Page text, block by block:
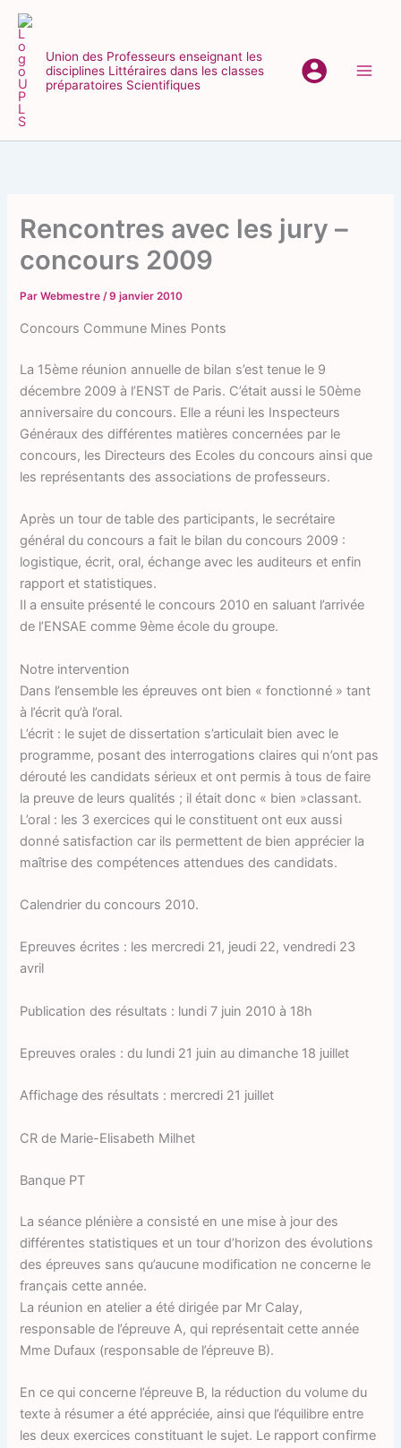
Aller
contenuUnion des Professeurs enseignant les
disciplines Littéraires dans les classes
préparatoires Scientifiques
Rencontres avec les jury –
concours 2009
ParWebmestre/9 janvier 2010
Concours Commune Mines Ponts
La 15ème réunion annuelle de bilan s’est tenue le 9
décembre 2009 à l’ENST de Paris. C’était aussi le 50ème
anniversaire du concours. Elle a réuni les Inspecteurs
Généraux des différentes matières concernées par le
concours, les Directeurs des Ecoles du concours ainsi que
les représentants des associations de professeurs.
Après un tour de table des participants, le secrétaire
général du concours a fait le bilan du concours 2009 :
logistique, écrit, oral, échange avec les auditeurs et enfin
rapport et statistiques.
Il a ensuite présenté le concours 2010 en saluant l’arrivée
de l’ENSAE comme 9ème école du groupe.
Notre intervention
Dans l’ensemble les épreuves ont bien « fonctionné » tant
à l’écrit qu’à l’oral.
L’écrit : le sujet de dissertation s’articulait bien avec le
programme, posant des interrogations claires qui n’ont pas
dérouté les candidats sérieux et ont permis à tous de faire
la preuve de leurs qualités ; il était donc « bien »classant.
L’oral : les 3 exercices qui le constituent ont eux aussi
donné satisfaction car ils permettent de bien apprécier la
maîtrise des compétences attendues des candidats.
Calendrier du concours 2010.
Epreuves écrites : les mercredi 21, jeudi 22, vendredi 23
avril
Publication des résultats : lundi 7 juin 2010 à 18h
Epreuves orales : du lundi 21 juin au dimanche 18 juillet
Affichage des résultats : mercredi 21 juillet
CR de Marie-Elisabeth Milhet
Banque PT
La séance plénière a consisté en une mise à jour des
différentes statistiques et un tour d’horizon des évolutions
des épreuves sans qu’aucune modification ne concerne le
français cette année.
La réunion en atelier a été dirigée par Mr Calay,
responsable de l’épreuve A, qui représentait cette année
Mme Dufaux (responsable de l’épreuve B).
En ce qui concerne l’épreuve B, la réduction du volume du
texte à résumer a été appréciée, ainsi que l’équilibre entre
les deux exercices constituant le sujet. Le rapport confirme